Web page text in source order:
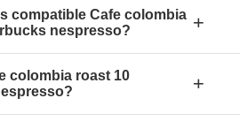
compatible Cafe colombia
nespresso?
+
colombia roast 10
+